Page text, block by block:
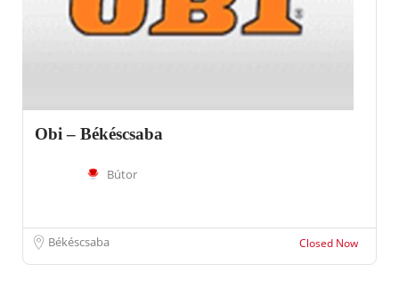
Obi – Békéscsaba
Bútor
Békéscsaba Closed Now